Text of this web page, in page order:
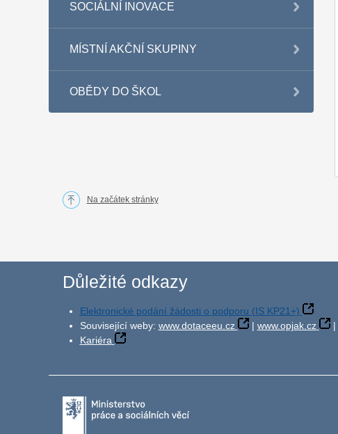
SOCIÁLNÍ INOVACE
MÍSTNÍ AKČNÍ SKUPINY
OBĚDY DO ŠKOL
Na začátek stránky
Důležité odkazy
Elektronické podání žádosti o podporu (IS KP21+)
Související weby: www.dotaceeu.cz | www.opjak.cz |
Kariéra